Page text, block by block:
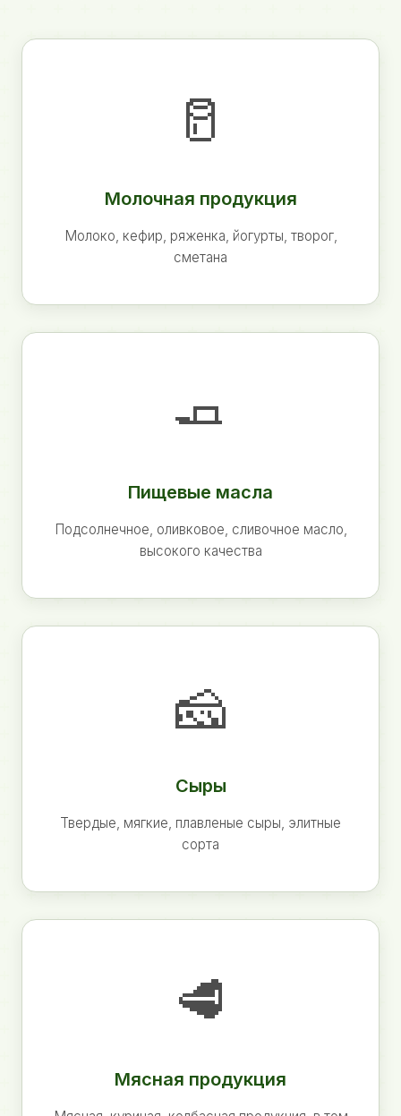
🥛
Молочная продукция
Молоко, кефир, ряженка, йогурты, творог,
сметана
🧈
Пищевые масла
Подсолнечное, оливковое, сливочное масло,
высокого качества
🧀
Сыры
Твердые, мягкие, плавленые сыры, элитные
сорта
🥩
Мясная продукция